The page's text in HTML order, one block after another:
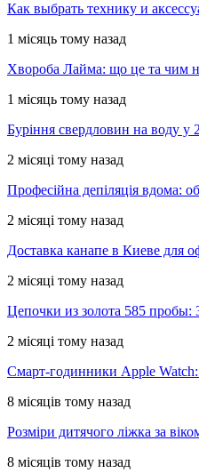
Как выбрать технику и
1 місяць тому назад
Хвороба Лайма: що це та чим
1 місяць тому назад
Буріння свердловин на воду у
2 місяці тому назад
Професійна депіляція вдома:
2 місяці тому назад
Доставка канапе в Киеве для
2 місяці тому назад
Цепочки из золота 585
2 місяці тому назад
Смарт-годинники Apple
8 місяців тому назад
Розміри дитячого ліжка за
8 місяців тому назад